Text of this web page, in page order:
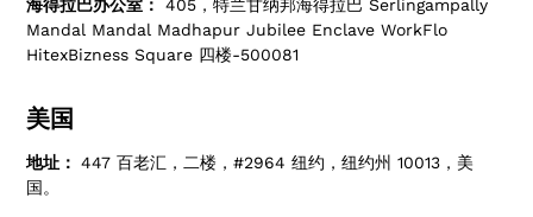
海得拉巴办公室：
405，特兰甘纳邦海得拉巴 Serlingampally
Mandal Mandal Madhapur Jubilee Enclave WorkFlo
HitexBizness Square 四楼-500081
美国
地址：447 百老汇，二楼，#2964 纽约，纽约州 10013，美
国。